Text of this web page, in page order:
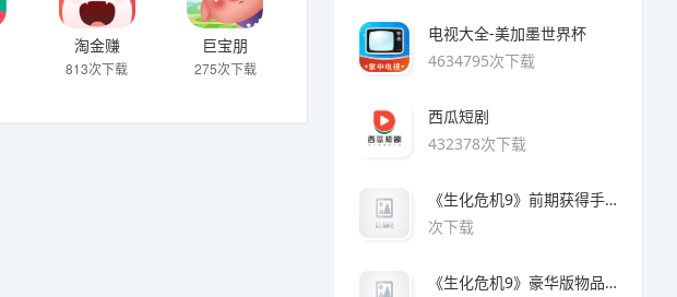
淘金赚
813次下载
巨宝朋
275次下载
电视大全-美加墨世界杯
4634795次下载
西瓜短剧
432378次下载
《生化危机9》前期获得手枪方法
次下载
《生化危机9》豪华版物品领取方法